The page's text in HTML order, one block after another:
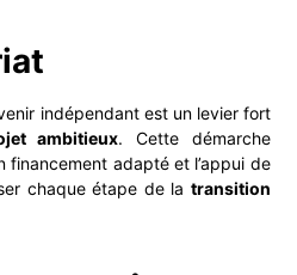
indépendant est un levier fort
ambitieux. Cette démarche
financement adapté et l’appui de
chaque étape de la transition